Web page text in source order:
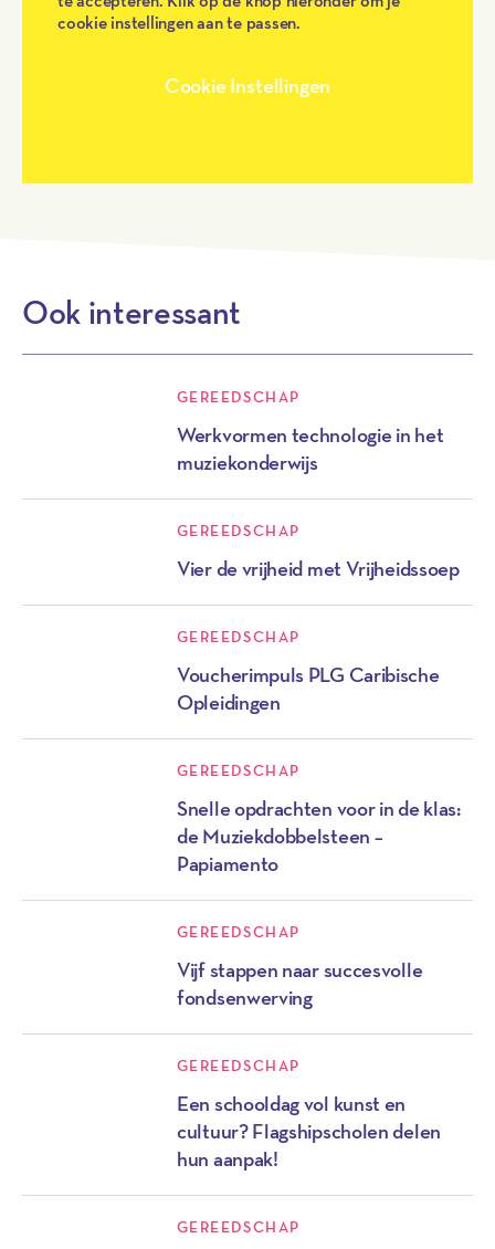
cookie instellingen aan te passen.
Cookie Instellingen
Ook interessant
GEREEDSCHAP
Werkvormen technologie in het
muziekonderwijs
GEREEDSCHAP
Vier de vrijheid met Vrijheidssoep
GEREEDSCHAP
Voucherimpuls PLG Caribische
Opleidingen
GEREEDSCHAP
Snelle opdrachten voor in de klas:
de Muziekdobbelsteen –
Papiamento
GEREEDSCHAP
Vijf stappen naar succesvolle
fondsenwerving
GEREEDSCHAP
Een schooldag vol kunst en
cultuur? Flagshipscholen delen
hun aanpak!
GEREEDSCHAP